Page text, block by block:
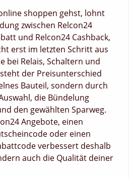
shoppen gehst, lohnt
zwischen Relcon24
und Relcon24 Cashback,
erst im letzten Schritt aus
bei Relais, Schaltern und
der Preisunterschied
Bauteil, sondern durch
die Bündelung
den gewählten Sparweg.
Angebote, einen
oder einen
verbessert deshalb
auch die Qualität deiner